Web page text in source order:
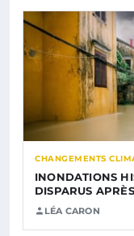
CHANGEMENTS
INONDATIONS
DISPARUS
LÉA CARON